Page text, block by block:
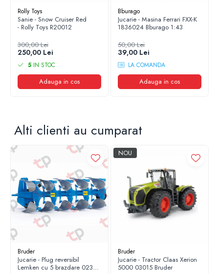
Rolly Toys
Sanie - Snow Cruiser Red
- Rolly Toys R20012
300,00 Lei
250,00 Lei
5 IN STOC
Adauga in cos
Bburago
Jucarie - Masina Ferrari FXX-K
1836024 Bburago 1:43
50,00 Lei
39,00 Lei
LA COMANDA
Adauga in cos
Alti clienti au cumparat
Bruder
Jucarie - Plug reversibil
Lemken cu 5 brazdare 02331
NOU
Bruder
Jucarie - Tractor Claas Xerion
5000 03015 Bruder